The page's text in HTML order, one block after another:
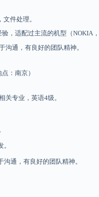
文件处理。
验 ，适配过主流的机型（NOKIA，
沟通，有良好的团队精神。
：南京）
关专业，英语4级。
。
通，有良好的团队精神。